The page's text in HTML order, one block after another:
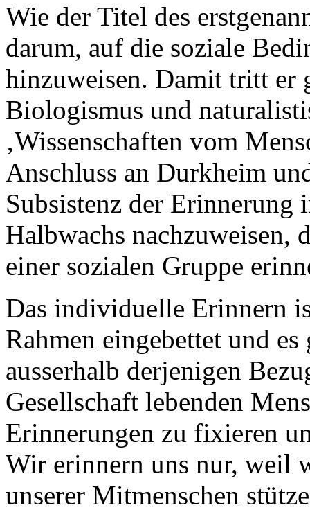
Wie der Titel des
darum, auf die soziale
hinzuweisen. Damit tritt er
Biologismus und
‚Wissenschaften vom
Anschluss an Durkheim
Subsistenz der Erinnerung
Halbwachs nachzuweisen,
einer sozialen Gruppe
Das individuelle Erinnern
Rahmen eingebettet und
ausserhalb derjenigen
Gesellschaft lebenden
Erinnerungen zu fixieren
Wir erinnern uns nur, weil
unserer Mitmenschen